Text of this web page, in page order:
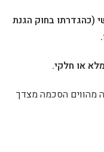
(כהגדרתו בחוק הגנת
או חלקי.
מהווים הסכמה מצדך